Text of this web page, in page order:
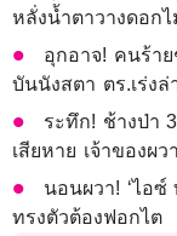
หลั่งน้ำตาวางดอก
อุกอาจ! คนร้า
บันนังสตา ตร.เร่งล่
ระทึก! ช้างป่า
เสียหาย เจ้าของผ
นอนผวา! ‘ไอซ์
ทรงตัวต้องฟอกไต